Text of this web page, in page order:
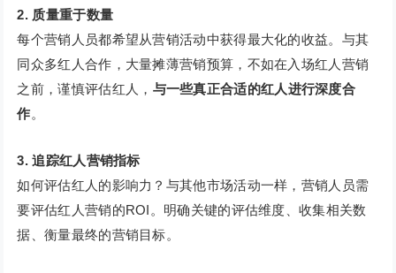
2. 质量重于数量
每个营销人员都希望从营销活动中获得最大化的收益。与其
同众多红人合作，大量摊薄营销预算，不如在入场红人营销
之前，谨慎评估红人， 与一些真正合适的红人进行深度合
作。
3. 追踪红人营销指标
如何评估红人的影响力？与其他市场活动一样，营销人员需
要评估红人营销的ROI。明确关键的评估维度、收集相关数
据、衡量最终的营销目标。